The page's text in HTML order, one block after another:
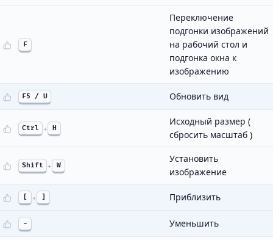
F
Переключение
подгонки изображений
на рабочий стол и
подгонка окна к
изображению
F5 / U Обновить вид
Ctrl + H
Исходный размер (
сбросить масштаб )
Shift + W
Установить
изображение
[ + ] Приблизить
- Уменьшить